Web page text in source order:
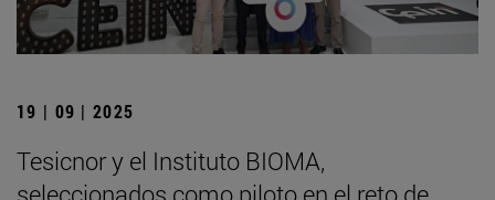
19 | 09 | 2025
Tesicnor y el Instituto BIOMA,
seleccionados como piloto en el reto de